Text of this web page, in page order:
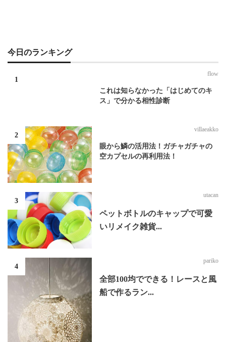
今日のランキング
これは知らなかった「はじめてのキ
ス」で分かる相性診断
flow
眼から鱗の活用法！ガチャガチャの
空カプセルの再利用法！
villaeakko
ペットボトルのキャップで可愛
いリメイク雑貨...
utacan
全部100均でできる！レースと風
船で作るラン...
pariko